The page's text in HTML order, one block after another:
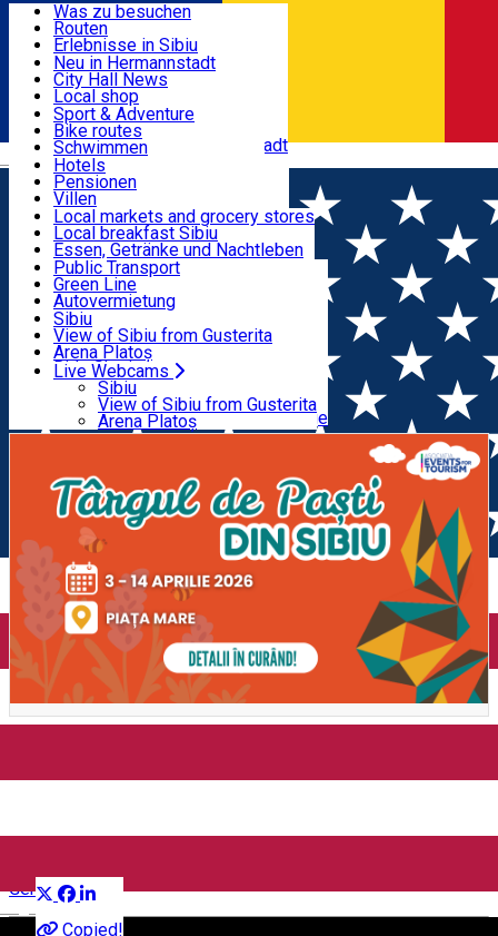
Română
English
Nützliche informationen
Aktivitäten & Abenteuer
Unterkunft
Essen, Getränke & Nachtleben
Transport & Parken
Live Webcams
Was zu besuchen
Routen
Erlebnisse in Sibiu
Podcast
Kultur
Museen
Kirchen
Parks, Zoo
Im Umkreis von Hermannstadt
Neu in Hermannstadt
City Hall News
Local shop
Sibiu Handwerker
Sibiul Verde
Public services
Bildung
Wie komme ich nach Sibiu?
Touristeninfo
Reiseführer
Guided tours
Local publication
Schönheitssalon
Sport & Adventure
Bike routes
Schwimmen
Reiten
Fitnessstudio
Loc de joacă indoor
Loc de joacă outdoor
Ski
Eislaufen
Yoga
Hotels
Pensionen
Villen
Hostels
Motels
Camping
Zimmer zu vermieten
Wohnungen
Unterkunft außerhalb von Sibiu
Local markets and grocery stores
Local breakfast Sibiu
Essen, Getränke und Nachtleben
Pizza
Fast Food
Kaffeestube
Konditorei
Pub, Bar
Nachtclubs
Bäckerei
Public Transport
Green Line
Autovermietung
Fahrad verleih
Scooter rentals
Taxi
Ride Sharing
Park-Tickets
Parkplätze
Ladestationen für Elektrofahrzeuge
Sibiu
View of Sibiu from Gusterita
Arena Platoș
Live Webcams
Sibiu
View of Sibiu from Gusterita
Arena Platoș
Home Gemeinschaft
Târgul de Paști din Sibiu, ediția
ediția 2026
Copied!
Gemeinschaft